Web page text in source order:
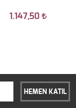
1.147,50
HEMEN KATIL